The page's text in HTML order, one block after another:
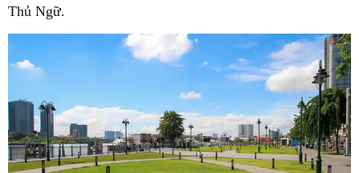
Thủ Ngữ.